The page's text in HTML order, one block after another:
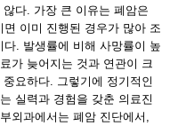
다. 가장 큰 이유는 폐암은
이미 진행된 경우가 많아 조
. 발생률에 비해 사망률이 높
가 늦어지는 것과 연관이 크
요하다. 그렇기에 정기적인
실력과 경험을 갖춘 의료진
외과에서는 폐암 진단에서,